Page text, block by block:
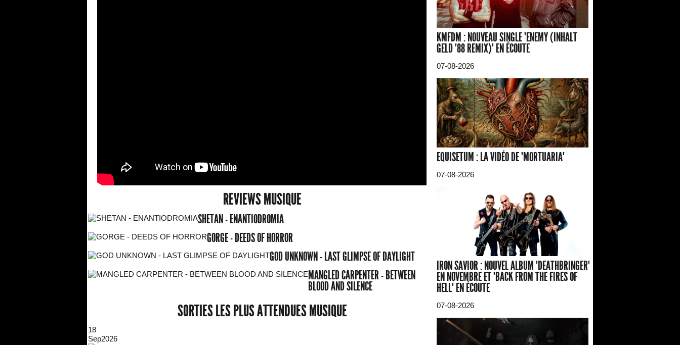
REVIEWS MUSIQUE
SHETAN - ENANTIODROMIA
GORGE - DEEDS OF HORROR
GOD UNKNOWN - LAST GLIMPSE OF DAYLIGHT
MANGLED CARPENTER - BETWEEN
BLOOD AND SILENCE
SORTIES LES PLUS ATTENDUES MUSIQUE
18
Sep2026
KMFDM : NOUVEAU SINGLE "ENEMY (INHALT
GELD '88 REMIX)" EN ÉCOUTE
07-08-2026
EQUISETUM : LA VIDÉO DE "MORTUARIA"
07-08-2026
IRON SAVIOR : NOUVEL ALBUM "DEATHBRINGER"
EN NOVEMBRE ET "BACK FROM THE FIRES OF
HELL" EN ÉCOUTE
07-08-2026